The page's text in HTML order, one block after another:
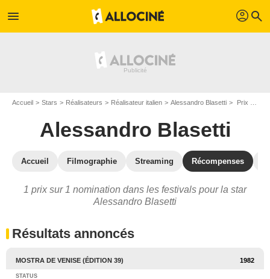
menu profil search
Accueil Stars Réalisateurs Réalisateur italien Alessandro Blasetti Prix et nominations de Alessandro Blasetti
Alessandro Blasetti
Accueil Filmographie Streaming Récompenses
1 prix sur 1 nomination dans les festivals pour la star
Alessandro Blasetti
Résultats annoncés
MOSTRA DE VENISE (ÉDITION 39) 1982